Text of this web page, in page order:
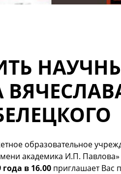
образовательное
академика И.П.
в 16.00 приглашает Вас